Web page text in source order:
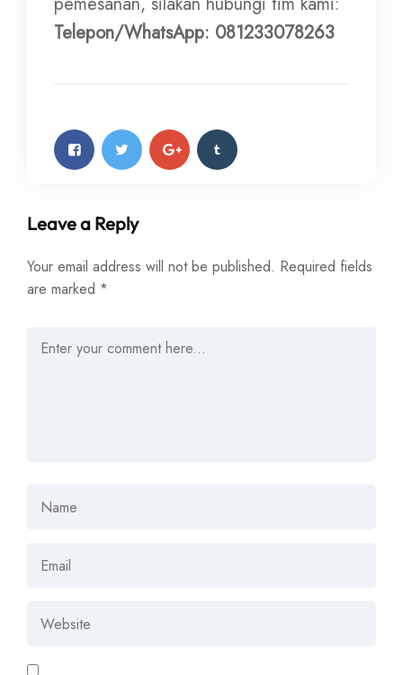
Telepon/WhatsApp: 081233078263
Leave a Reply
Your email address will not be published. Required fields
are marked *